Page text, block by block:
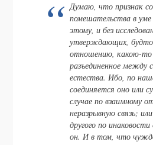
Думаю, что признак
помешательства в
этому, и без
утверждающих,
отношению, какою-то
разъединенное между
естества. Ибо, по
соединяется оно или
случае по взаимному
неразрывную связь;
другого по
он. И в том, что